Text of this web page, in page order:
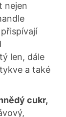
nejen
len, dále
a také
cukr,